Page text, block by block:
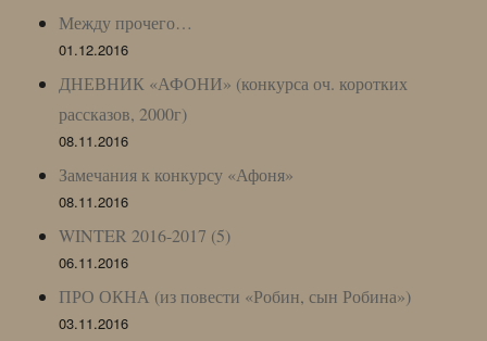
Между прочего…
01.12.2016
ДНЕВНИК «АФОНИ» (конкурса оч. коротких
рассказов, 2000г)
08.11.2016
Замечания к конкурсу «Афоня»
08.11.2016
WINTER 2016-2017 (5)
06.11.2016
ПРО ОКНА (из повести «Робин, сын Робина»)
03.11.2016